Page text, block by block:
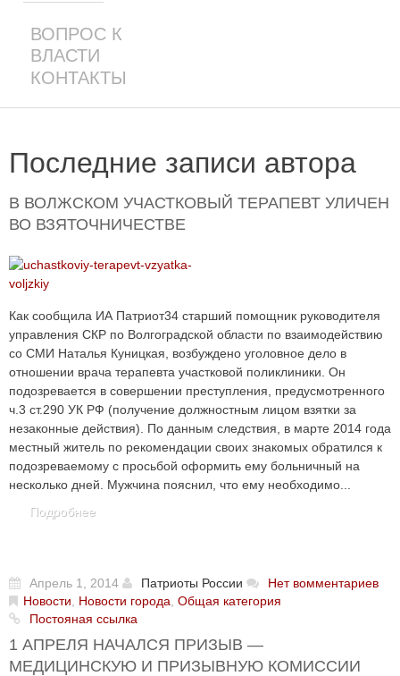
ВОПРОС К
ВЛАСТИ
КОНТАКТЫ
Последние записи автора
В ВОЛЖСКОМ УЧАСТКОВЫЙ ТЕРАПЕВТ УЛИЧЕН
ВО ВЗЯТОЧНИЧЕСТВЕ
Как сообщила ИА Патриот34 старший помощник руководителя
управления СКР по Волгоградской области по взаимодействию
со СМИ Наталья Куницкая, возбуждено уголовное дело в
отношении врача терапевта участковой поликлиники. Он
подозревается в совершении преступления, предусмотренного
ч.3 ст.290 УК РФ (получение должностным лицом взятки за
незаконные действия). По данным следствия, в марте 2014 года
местный житель по рекомендации своих знакомых обратился к
подозреваемому с просьбой оформить ему больничный на
несколько дней. Мужчина пояснил, что ему необходимо...
Подробнее
Апрель 1, 2014 Патриоты России
Нет вомментариев
Новости
Новости города Общая категория
Постояная ссылка
1 АПРЕЛЯ НАЧАЛСЯ ПРИЗЫВ —
МЕДИЦИНСКУЮ И ПРИЗЫВНУЮ КОМИССИИ